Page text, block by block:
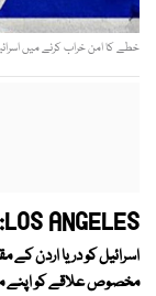
خطے کا امن خراب کرنے میں
LOS ANGELES:
اسرائیل کو دریا اردن کے
مخصوص علاقے کو